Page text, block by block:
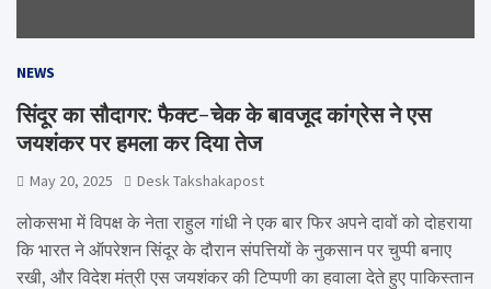
NEWS
सिंदूर का सौदागर: फैक्ट-चेक के बावजूद कांग्रेस ने एस
जयशंकर पर हमला कर दिया तेज
May 20, 2025 Desk Takshakapost
लोकसभा में विपक्ष के नेता राहुल गांधी ने एक बार फिर अपने दावों को दोहराया
कि भारत ने ऑपरेशन सिंदूर के दौरान संपत्तियों के नुकसान पर चुप्पी बनाए
रखी, और विदेश मंत्री एस जयशंकर की टिप्पणी का हवाला देते हुए पाकिस्तान